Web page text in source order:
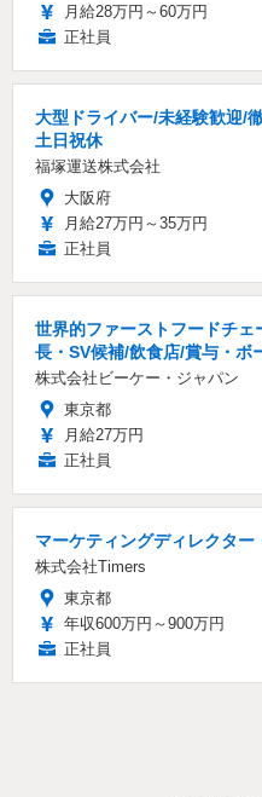
月給28万円～60万円
正社員
大型ドライバー/未経験歓迎/
土日祝休
福塚運送株式会社
大阪府
月給27万円～35万円
正社員
世界的ファーストフードチ
長・SV候補/飲食店/賞与・ボ
株式会社ビーケー・ジャパン
東京都
月給27万円
正社員
マーケティングディレクター
株式会社Timers
東京都
年収600万円～900万円
正社員